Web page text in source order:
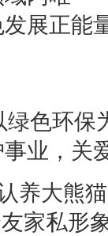
展正能
色环
业，关
养大熊猫
家私形